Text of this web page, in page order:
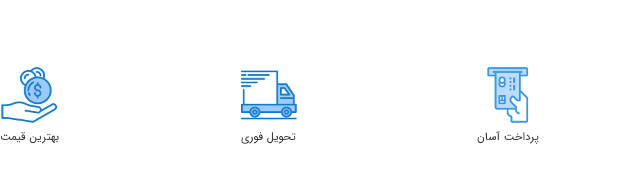
بهترین قیمت تحویل فوری پرداخت آسان